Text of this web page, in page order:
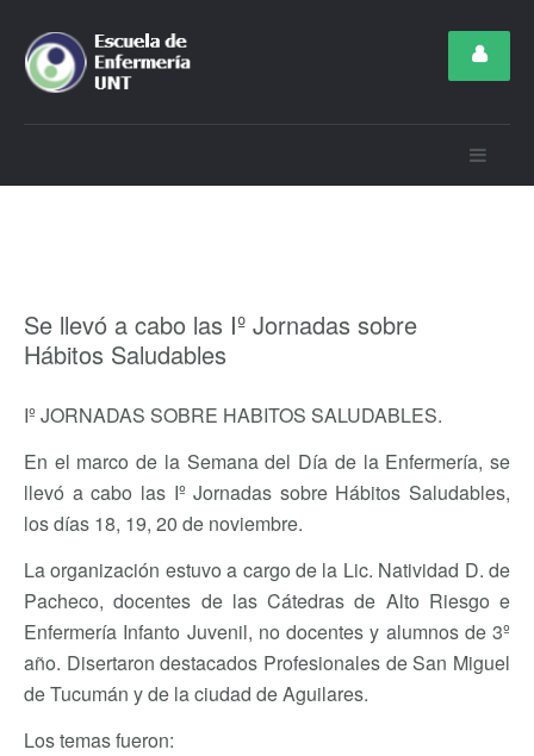
Se llevó a cabo las Iº Jornadas sobre
Hábitos Saludables
Iº JORNADAS SOBRE HABITOS SALUDABLES.
En el marco de la Semana del Día de la Enfermería, se
llevó a cabo las Iº Jornadas sobre Hábitos Saludables,
los días 18, 19, 20 de noviembre.
La organización estuvo a cargo de la Lic. Natividad D. de
Pacheco, docentes de las Cátedras de Alto Riesgo e
Enfermería Infanto Juvenil, no docentes y alumnos de 3º
año. Disertaron destacados Profesionales de San Miguel
de Tucumán y de la ciudad de Aguilares.
Los temas fueron: